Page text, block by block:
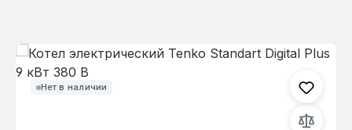
Нет в наличии
Пропустить галерею изображений